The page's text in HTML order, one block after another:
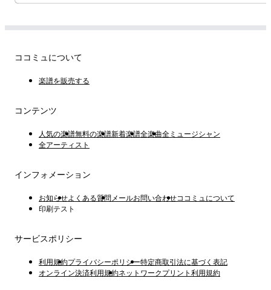
ココミュについて
楽譜を販売する
コンテンツ
人気の楽譜無料の楽譜新着楽譜全楽曲全ミュージシャン
全アーティスト
インフォメーション
お知らせよくある質問 メールお問い合わせココミュについて
印刷テスト
サービスポリシー
利用規約プライバシーポリシー特定商取引法に基づく表記
オンライン決済利用規約ネットワークプリント利用規約